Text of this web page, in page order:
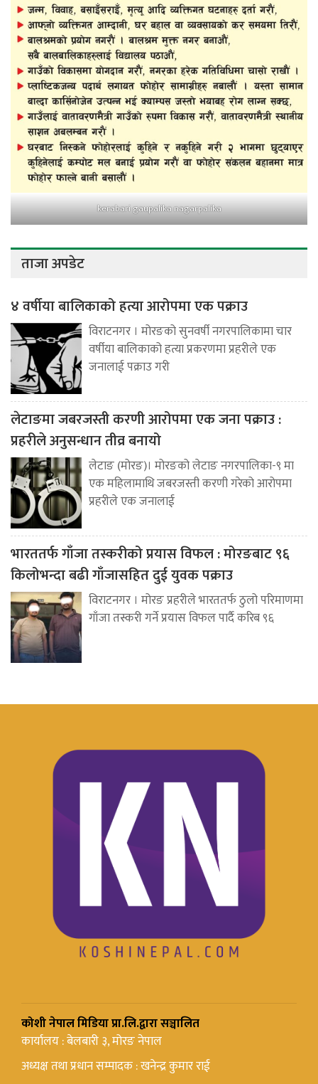
kerabari gaupalika nagarpalika
ताजा अपडेट
४ वर्षीया बालिकाको हत्या आरोपमा एक पक्राउ
विराटनगर । मोरङको सुनवर्षी नगरपालिकामा चार
वर्षीया बालिकाको हत्या प्रकरणमा प्रहरीले एक
जनालाई पक्राउ गरी
लेटाङमा जबरजस्ती करणी आरोपमा एक जना पक्राउ :
प्रहरीले अनुसन्धान तीव्र बनायो
लेटाङ (मोरङ)। मोरङको लेटाङ नगरपालिका-९ मा
एक महिलामाथि जबरजस्ती करणी गरेको आरोपमा
प्रहरीले एक जनालाई
भारततर्फ गाँजा तस्करीको प्रयास विफल : मोरङबाट ९६
किलोभन्दा बढी गाँजासहित दुई युवक पक्राउ
विराटनगर । मोरङ प्रहरीले भारततर्फ ठुलो परिमाणमा
गाँजा तस्करी गर्ने प्रयास विफल पार्दै करिब ९६
कोशी नेपाल मिडिया प्रा.लि.द्वारा सञ्चालित
कार्यालय : बेलबारी ३, मोरङ नेपाल
अध्यक्ष तथा प्रधान सम्पादक : खनेन्द्र कुमार राई